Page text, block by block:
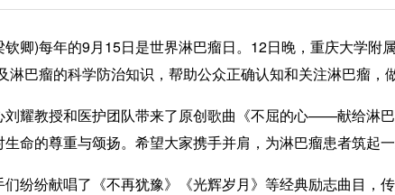
)每年的9月15日是世界淋巴瘤日。12日晚，重庆大学附
淋巴瘤的科学防治知识，帮助公众正确认知和关注淋巴瘤，
耀教授和医护团队带来了原创歌曲《不屈的心——献给淋
命的尊重与颂扬。希望大家携手并肩，为淋巴瘤患者筑起一
纷献唱了《不再犹豫》《光辉岁月》等经典励志曲目，传